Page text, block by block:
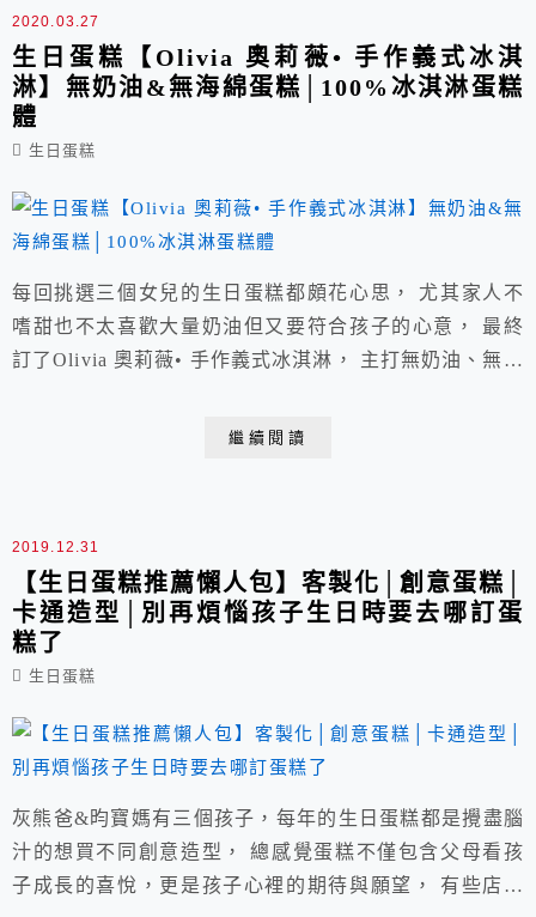
2020.03.27
生日蛋糕【Olivia 奧莉薇• 手作義式冰淇
淋】無奶油&無海綿蛋糕│100%冰淇淋蛋糕
體
生日蛋糕
每回挑選三個女兒的生日蛋糕都頗花心思， 尤其家人不
嗜甜也不太喜歡大量奶油但又要符合孩子的心意， 最終
訂了Olivia 奧莉薇• 手作義式冰淇淋， 主打無奶油、無海
繼續閱讀
2019.12.31
【生日蛋糕推薦懶人包】客製化│創意蛋糕│
卡通造型│別再煩惱孩子生日時要去哪訂蛋
糕了
生日蛋糕
灰熊爸&昀寶媽有三個孩子，每年的生日蛋糕都是攪盡腦
汁的想買不同創意造型， 總感覺蛋糕不僅包含父母看孩
子成長的喜悅，更是孩子心裡的期待與願望， 有些店在